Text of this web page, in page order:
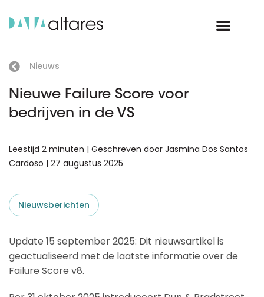
Nieuws
Nieuwe Failure Score voor
bedrijven in de VS
Leestijd 2 minuten | Geschreven door Jasmina Dos Santos
Cardoso | 27 augustus 2025
Nieuwsberichten
Update 15 september 2025: Dit nieuwsartikel is
geactualiseerd met de laatste informatie over de
Failure Score v8.